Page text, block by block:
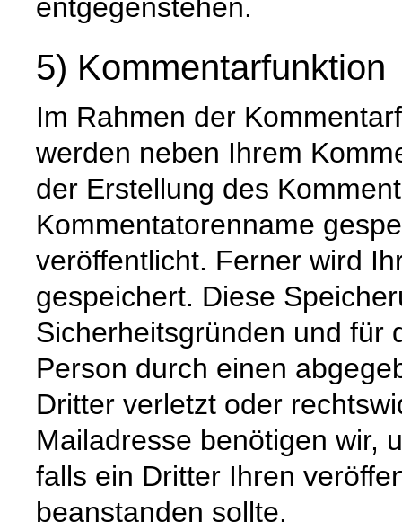
entgegenstehen.
5) Kommentarfunktion
Im Rahmen der
werden neben Ihrem
der Erstellung des
Kommentatorenname
veröffentlicht. Ferner wird
gespeichert. Diese
Sicherheitsgründen und für
Person durch einen
Dritter verletzt oder
Mailadresse benötigen wir,
falls ein Dritter Ihren
beanstanden sollte.